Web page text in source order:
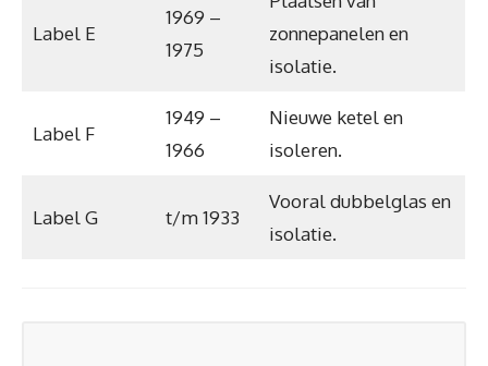
Label E
1969 –
1975
zonnepanelen en
isolatie.
Label F
1949 –
1966
Nieuwe ketel en
isoleren.
Label G t/m 1933
Vooral dubbelglas en
isolatie.